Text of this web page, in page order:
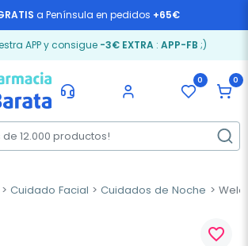
a Península en pedidos +65€
APP y consigue -3€ EXTRA: APP-FB ;)
0 0
Cuidado Facial Cuidados de Noche
favorite_border